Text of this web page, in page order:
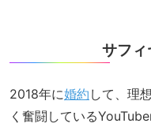
サフィ
2018年に婚約 して、理
く奮闘している